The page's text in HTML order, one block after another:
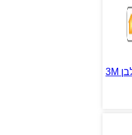
מתג חכם ל2 תריסים ו2 תאורות לבן 3M